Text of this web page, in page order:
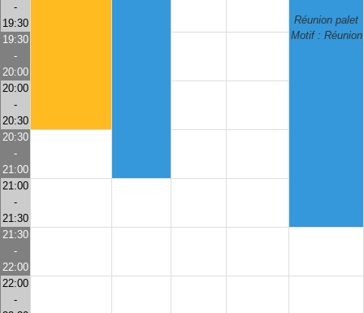
Réunion palet
Motif : Réunion
-
19:30
19:30
-
20:00
20:00
-
20:30
20:30
-
21:00
21:00
-
21:30
21:30
-
22:00
22:00
-